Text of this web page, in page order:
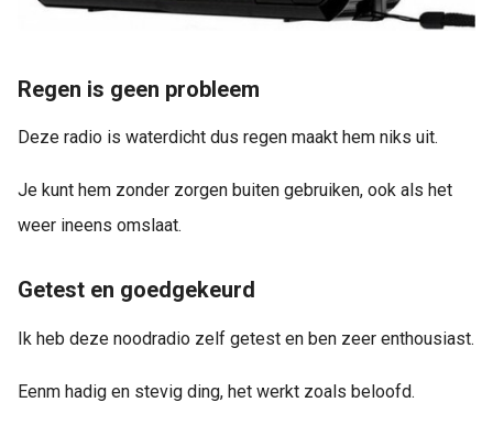
Regen is geen probleem
Deze radio is waterdicht dus regen maakt hem niks uit.
Je kunt hem zonder zorgen buiten gebruiken, ook als het
weer ineens omslaat.
Getest en goedgekeurd
Ik heb deze noodradio zelf getest en ben zeer enthousiast.
Eenm hadig en stevig ding, het werkt zoals beloofd.